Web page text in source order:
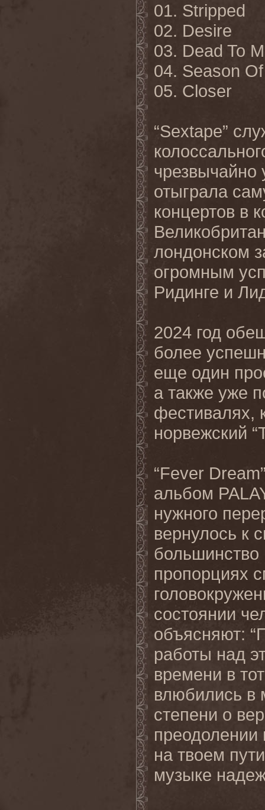
01. Stripped
02. Desire
03. Dead To
04. Season
05. Closer
“Sextape”
чрезвычайно
отыграла
концертов в
лондонском
огромным
Ридинге и
2024 год
более
еще один
а также уже
фестивалях,
норвежский
“Fever
альбом
нужного
вернулось к
большинство
пропорциях
состоянии
объясняют:
работы над
времени в
влюбились в
степени о
преодолении
на твоем
музыке